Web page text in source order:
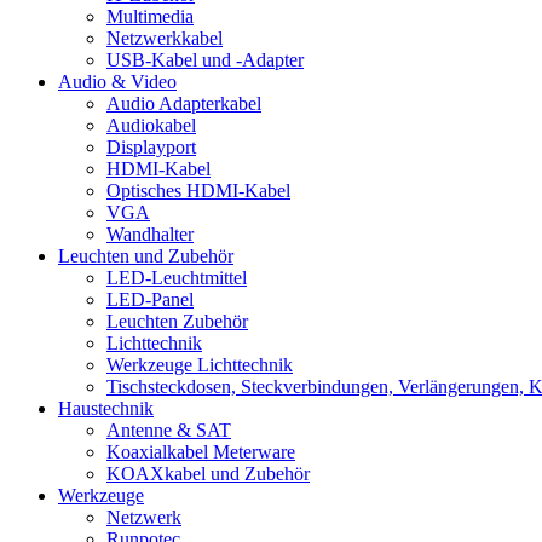
Multimedia
Netzwerkkabel
USB-Kabel und -Adapter
Audio & Video
Audio Adapterkabel
Audiokabel
Displayport
HDMI-Kabel
Optisches HDMI-Kabel
VGA
Wandhalter
Leuchten und Zubehör
LED-Leuchtmittel
LED-Panel
Leuchten Zubehör
Lichttechnik
Werkzeuge Lichttechnik
Tischsteckdosen, Steckverbindungen, Verlängerungen,
Haustechnik
Antenne & SAT
Koaxialkabel Meterware
KOAXkabel und Zubehör
Werkzeuge
Netzwerk